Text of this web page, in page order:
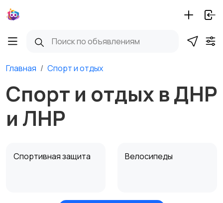
Главная Спорт и отдых
Спорт и отдых в ДНР
и ЛНР
Спортивная защита Велосипеды